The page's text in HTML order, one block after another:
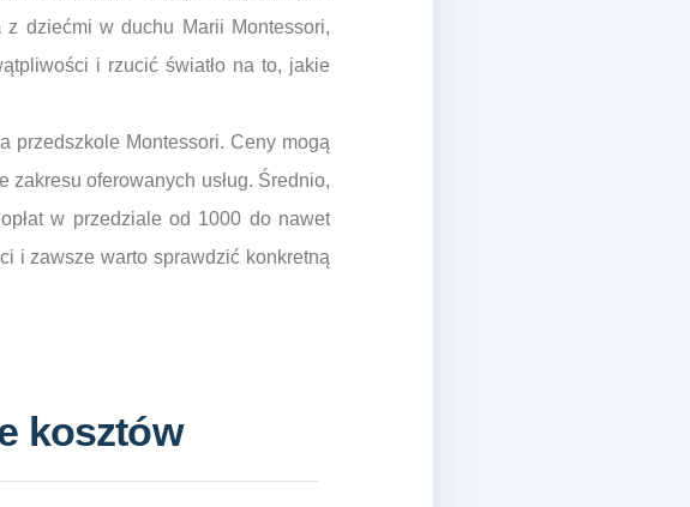
dziećmi w duchu Marii Montessori,
i rzucić światło na to, jakie
przedszkole Montessori. Ceny mogą
oferowanych usług. Średnio,
w przedziale od 1000 do nawet
i zawsze warto sprawdzić konkretną
kosztów